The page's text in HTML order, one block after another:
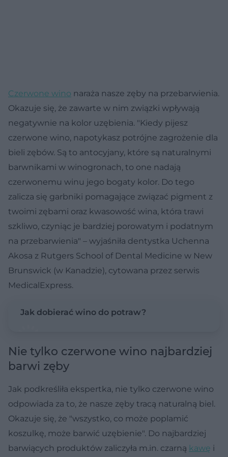
Czerwone wino naraża nasze zęby na przebarwienia.
Okazuje się, że zawarte w nim związki wpływają
negatywnie na kolor uzębienia. "Kiedy pijesz
czerwone wino, napotykasz potrójne zagrożenie dla
bieli zębów. Są to antocyjany, które są naturalnymi
barwnikami w winogronach, to one nadają
czerwonemu winu jego bogaty kolor. Do tego
zalicza się garbniki pomagające związać pigment z
twoimi zębami oraz kwasowość wina, która trawi
szkliwo, czyniąc je bardziej porowatym i podatnym
na przebarwienia" – wyjaśniła dentystka Uchenna
Akosa z Rutgers School of Dental Medicine w New
Brunswick (w Kanadzie), cytowana przez serwis
MedicalExpress.
Jak dobierać wino do potraw?
Nie tylko czerwone wino najbardziej
barwi zęby
Jak podkreśliła ekspertka, nie tylko czerwone wino
odpowiada za to, że nasze zęby tracą naturalną biel.
Okazuje się, że "wszystko, co może poplamić
koszulkę, może barwić uzębienie". Do najbardziej
barwiących produktów zaliczyła m.in. czarną kawę i